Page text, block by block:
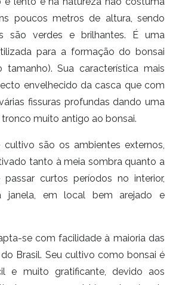
poucos metros de altura, sendo
são verdes e brilhantes. É uma
para a formação do bonsai
tamanho). Sua característica mais
envelhecido da casca que com
fissuras profundas dando uma
muito antigo ao bonsai.
são os ambientes externos,
tanto à meia sombra quanto a
curtos períodos no interior,
janela, em local bem arejado e
se com facilidade à maioria das
Brasil. Seu cultivo como bonsai é
e muito gratificante, devido aos